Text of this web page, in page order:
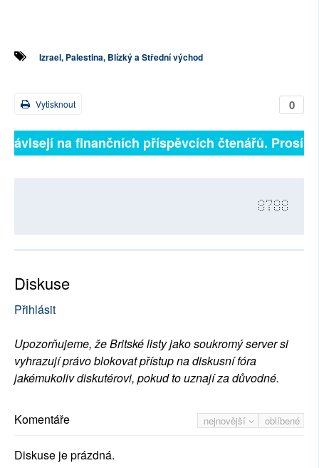
Izrael, Palestina, Blízký a Střední východ
0
Vytisknout
na finančních příspěvcích čtenářů.
8788
Diskuse
Přihlásit
Upozorňujeme, že Britské listy jako soukromý server si
vyhrazují právo blokovat přístup na diskusní fóra
jakémukoliv diskutérovi, pokud to uznají za důvodné.
nejnovější oblíbené
Komentáře
Diskuse je prázdná.